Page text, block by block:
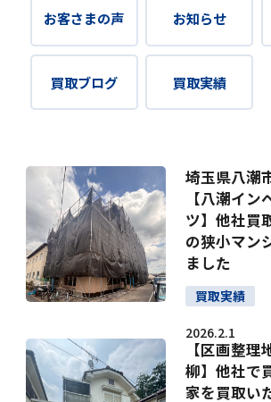
お客さまの声 お知らせ
買取ブログ 買取実績
埼玉県八潮
【八潮イン
ツ】他社買
の狭小マン
ました
買取実績
2026.2.1
【区画整
柳】他社で
家を買取い